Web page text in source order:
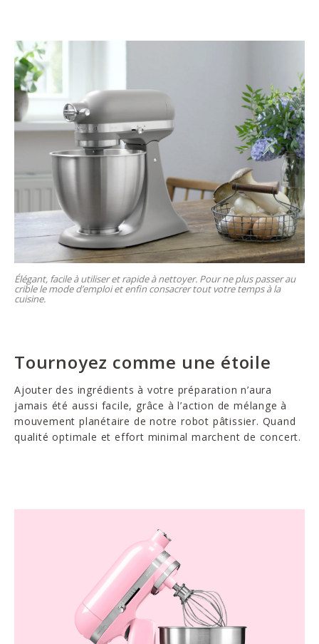
Élégant, facile à utiliser et rapide à nettoyer. Pour ne plus passer au
crible le mode d’emploi et enfin consacrer tout votre temps à la
cuisine.
Tournoyez comme une étoile
Ajouter des ingrédients à votre préparation n’aura
jamais été aussi facile, grâce à l’action de mélange à
mouvement planétaire de notre robot pâtissier. Quand
qualité optimale et effort minimal marchent de concert.